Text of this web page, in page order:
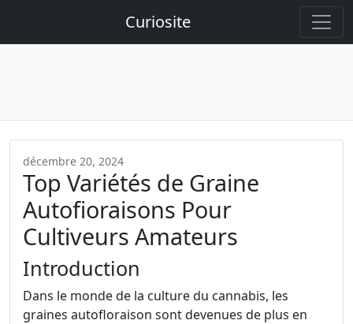
Curiosite
décembre 20, 2024
Top Variétés de Graine
Autofioraisons Pour
Cultiveurs Amateurs
Introduction
Dans le monde de la culture du cannabis, les
graines autofloraison sont devenues de plus en